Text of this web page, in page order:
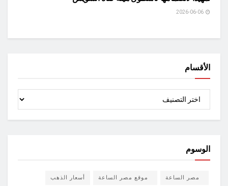
الأقسام
الوسوم
مصر الساعة موقع مصر الساعة أسعار الذهب